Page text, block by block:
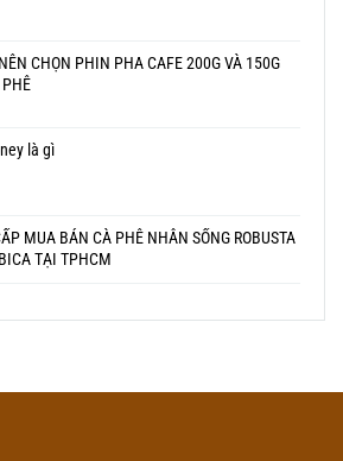
CHỌN PHIN PHA CAFE 200G VÀ 150G
là gì
MUA BÁN CÀ PHÊ NHÂN SỐNG ROBUSTA
TẠI TPHCM